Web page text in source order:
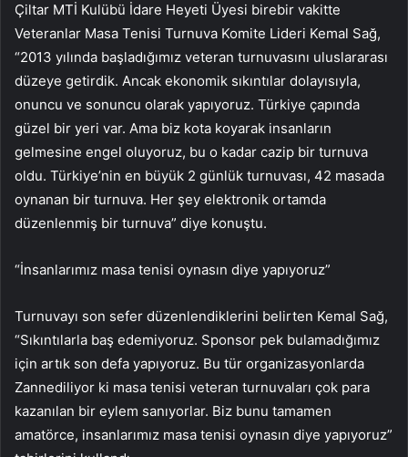
Çiltar MTİ Kulübü İdare Heyeti Üyesi birebir vakitte
Veteranlar Masa Tenisi Turnuva Komite Lideri Kemal Sağ,
“2013 yılında başladığımız veteran turnuvasını uluslararası
düzeye getirdik. Ancak ekonomik sıkıntılar dolayısıyla,
onuncu ve sonuncu olarak yapıyoruz. Türkiye çapında
güzel bir yeri var. Ama biz kota koyarak insanların
gelmesine engel oluyoruz, bu o kadar cazip bir turnuva
oldu. Türkiye’nin en büyük 2 günlük turnuvası, 42 masada
oynanan bir turnuva. Her şey elektronik ortamda
düzenlenmiş bir turnuva” diye konuştu.
“İnsanlarımız masa tenisi oynasın diye yapıyoruz”
Turnuvayı son sefer düzenlendiklerini belirten Kemal Sağ,
“Sıkıntılarla baş edemiyoruz. Sponsor pek bulamadığımız
için artık son defa yapıyoruz. Bu tür organizasyonlarda
Zannediliyor ki masa tenisi veteran turnuvaları çok para
kazanılan bir eylem sanıyorlar. Biz bunu tamamen
amatörce, insanlarımız masa tenisi oynasın diye yapıyoruz”